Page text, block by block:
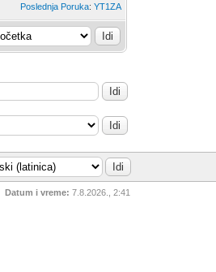
Poslednja Poruka:YT1ZA
Datum i vreme: 7.8.2026., 2:41